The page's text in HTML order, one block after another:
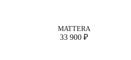
MATTERA
33 900 ₽